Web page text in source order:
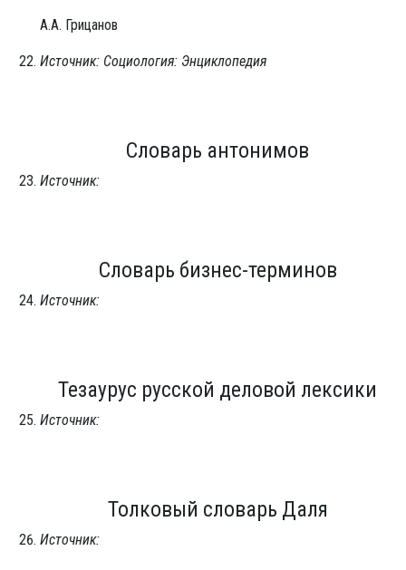
А.А. Грицанов
Источник: Социология: Энциклопедия
Словарь антонимов
Источник:
Словарь бизнес-терминов
Источник:
Тезаурус русской деловой лексики
Источник:
Толковый словарь Даля
Источник: